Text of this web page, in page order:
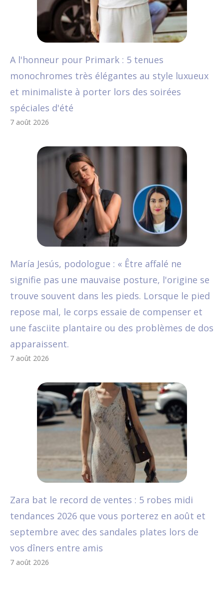
A l'honneur pour Primark : 5 tenues
monochromes très élégantes au style luxueux
et minimaliste à porter lors des soirées
spéciales d'été
7 août 2026
María Jesús, podologue : « Être affalé ne
signifie pas une mauvaise posture, l'origine se
trouve souvent dans les pieds. Lorsque le pied
repose mal, le corps essaie de compenser et
une fasciite plantaire ou des problèmes de dos
apparaissent.
7 août 2026
Zara bat le record de ventes : 5 robes midi
tendances 2026 que vous porterez en août et
septembre avec des sandales plates lors de
vos dîners entre amis
7 août 2026